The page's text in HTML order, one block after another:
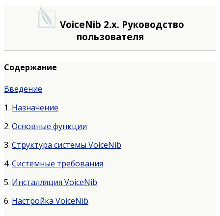
VoiceNib 2.x. Руководство
пользователя
Содержание
Введение
1. Назначение
2. Основные функции
3. Структура системы VoiceNib
4. Системные требования
5. Инсталляция VoiceNib
6. Настройка VoiceNib